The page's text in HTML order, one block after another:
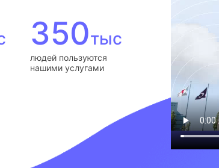
350тыс
людей пользуются
нашими услугами